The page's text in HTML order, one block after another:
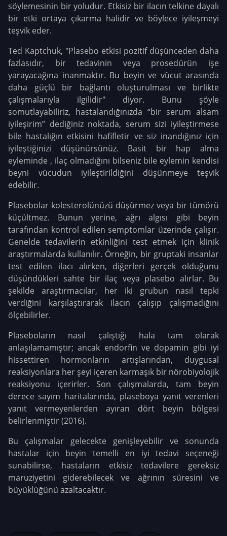
söylemesinin bir yoludur. Etkisiz bir ilacın telkine dayalı
bir etki ortaya çıkarma halidir ve böylece iyileşmeyi
teşvik eder.
Ted Kaptchuk, "Plasebo etkisi pozitif düşünceden daha
fazlasıdır, bir tedavinin veya prosedürün işe
yarayacağına inanmaktır. Bu beyin ve vücut arasında
daha güçlü bir bağlantı oluşturulması ve birlikte
çalışmalarıyla ilgilidir" diyor. Bunu şöyle
somutlayabiliriz, hastalandığınızda “bir serum alsam
iyileşirim” dediğiniz noktada, serum sizi iyileştirmese
bile hastalığın etkisini hafifletir ve siz inandığınız için
iyileştiğinizi düşünürsünüz. Basit bir hap alma
eyleminde , ilaç olmadığını bilseniz bile eylemin kendisi
beyni vücudun iyileştirildiğini düşünmeye teşvik
edebilir.
Plasebolar kolesterolünüzü düşürmez veya bir tümörü
küçültmez. Bunun yerine, ağrı algısı gibi beyin
tarafından kontrol edilen semptomlar üzerinde çalışır.
Genelde tedavilerin etkinliğini test etmek için klinik
araştırmalarda kullanılır. Örneğin, bir gruptaki insanlar
test edilen ilacı alırken, diğerleri gerçek olduğunu
düşündükleri sahte bir ilaç veya plasebo alırlar. Bu
şekilde araştırmacılar, her iki grubun nasıl tepki
verdiğini karşılaştırarak ilacın çalışıp çalışmadığını
ölçebilirler.
Plaseboların nasıl çalıştığı hala tam olarak
anlaşılamamıştır; ancak endorfin ve dopamin gibi iyi
hissettiren hormonların artışlarından, duygusal
reaksiyonlara her şeyi içeren karmaşık bir nörobiyolojik
reaksiyonu içerirler. Son çalışmalarda, tam beyin
derece sayım haritalarında, plaseboya yanıt verenleri
yanıt vermeyenlerden ayıran dört beyin bölgesi
belirlenmiştir (2016).
Bu çalışmalar gelecekte genişleyebilir ve sonunda
hastalar için beyin temelli en iyi tedavi seçeneği
sunabilirse, hastaların etkisiz tedavilere gereksiz
maruziyetini giderebilecek ve ağrının süresini ve
büyüklüğünü azaltacaktır.